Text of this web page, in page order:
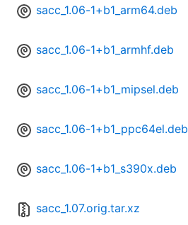
sacc_1.06-1+b1_arm64.deb
sacc_1.06-1+b1_armhf.deb
sacc_1.06-1+b1_mipsel.deb
sacc_1.06-1+b1_ppc64el.deb
sacc_1.06-1+b1_s390x.deb
sacc_1.07.orig.tar.xz